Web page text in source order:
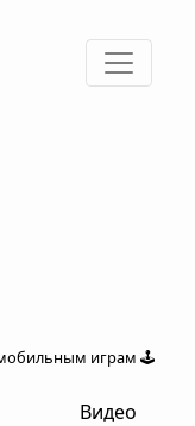
играм 🕹
Видео